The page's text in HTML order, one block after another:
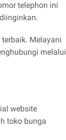
telephon ini
Melayani
melalui
website
toko bunga